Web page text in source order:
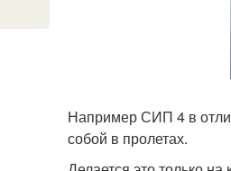
Например СИП 4 в
собой в пролетах.